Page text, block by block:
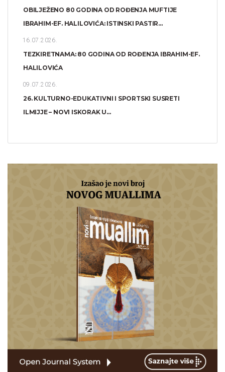
OBILJEŽENO 80 GODINA OD ROĐENJA MUFTIJE
IBRAHIM-EF. HALILOVIĆA: ISTINSKI PASTIR...
16.07.2026.
TEZKIRETNAMA: 80 GODINA OD ROĐENJA IBRAHIM-EF.
HALILOVIĆA
09.07.2026.
26. KULTURNO-EDUKATIVNI I SPORTSKI SUSRETI
ILMIJJE – NOVI ISKORAK U...